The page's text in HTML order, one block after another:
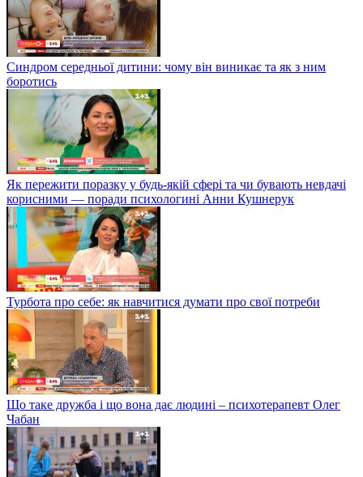
Синдром середньої дитини: чому він виникає та як з ним
боротись
Як пережити поразку у будь-якій сфері та чи бувають невдачі
корисними — поради психологині Анни Кушнерук
Турбота про себе: як навчитися думати про свої потреби
Що таке дружба і що вона дає людині – психотерапевт Олег
Чабан